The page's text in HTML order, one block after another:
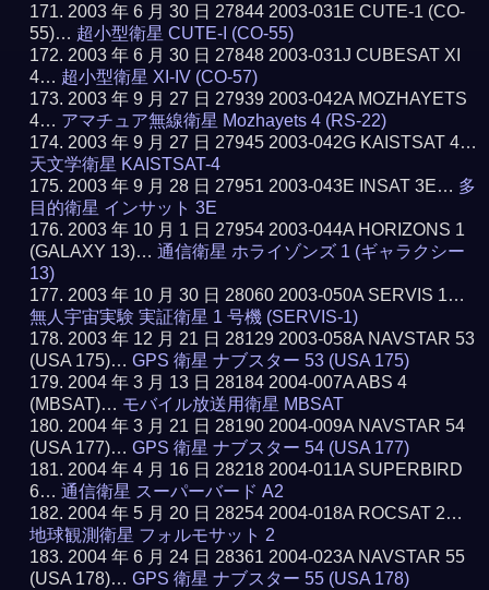
2003 年 6 月 30 日 27844 2003-031E CUTE-1 (CO-
55)… 超小型衛星 CUTE-I (CO-55)
2003 年 6 月 30 日 27848 2003-031J CUBESAT XI
4… 超小型衛星 XI-IV (CO-57)
2003 年 9 月 27 日 27939 2003-042A MOZHAYETS
4… アマチュア無線衛星 Mozhayets 4 (RS-22)
2003 年 9 月 27 日 27945 2003-042G KAISTSAT 4…
天文学衛星 KAISTSAT-4
2003 年 9 月 28 日 27951 2003-043E INSAT 3E… 多
目的衛星 インサット 3E
2003 年 10 月 1 日 27954 2003-044A HORIZONS 1
(GALAXY 13)…通信衛星 ホライゾンズ 1 (ギャラクシー
13)
2003 年 10 月 30 日 28060 2003-050A SERVIS 1…
無人宇宙実験 実証衛星 1 号機 (SERVIS-1)
2003 年 12 月 21 日 28129 2003-058A NAVSTAR 53
(USA 175)…GPS 衛星 ナブスター 53 (USA 175)
2004 年 3 月 13 日 28184 2004-007A ABS 4
(MBSAT)… モバイル放送用衛星 MBSAT
2004 年 3 月 21 日 28190 2004-009A NAVSTAR 54
(USA 177)…GPS 衛星 ナブスター 54 (USA 177)
2004 年 4 月 16 日 28218 2004-011A SUPERBIRD
6…通信衛星 スーパーバード A2
2004 年 5 月 20 日 28254 2004-018A ROCSAT 2…
地球観測衛星 フォルモサット 2
2004 年 6 月 24 日 28361 2004-023A NAVSTAR 55
(USA 178)…GPS 衛星 ナブスター 55 (USA 178)